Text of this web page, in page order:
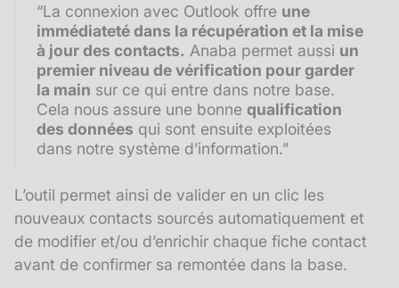
“La connexion avec Outlook offre une
immédiateté dans la récupération et la mise
à jour des contacts. Anaba permet aussi un
premier niveau de vérification pour garder
la main sur ce qui entre dans notre base.
Cela nous assure une bonne qualification
des données qui sont ensuite exploitées
dans notre système d’information.”
L’outil permet ainsi de valider en un clic les
nouveaux contacts sourcés automatiquement et
de modifier et/ou d’enrichir chaque fiche contact
avant de confirmer sa remontée dans la base.